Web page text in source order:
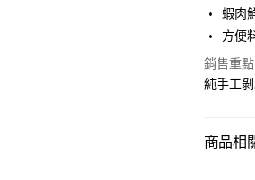
街口支付
AFTEE
AFTEE
ATM付款
蝦肉
方便
銷售重點
純手工
商品相